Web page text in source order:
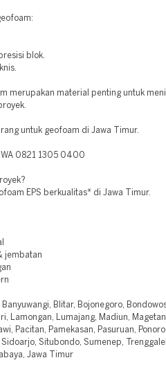
blok.
merupakan material penting untuk
untuk geofoam di Jawa Timur.
WA 0821 1305 0400
EPS berkualitas* di Jawa Timur.
jembatan
Banyuwangi, Blitar, Bojonegoro,
Lamongan, Lumajang, Madiun,
Pacitan, Pamekasan, Pasuruan,
Situbondo, Sumenep,
Jawa Timur